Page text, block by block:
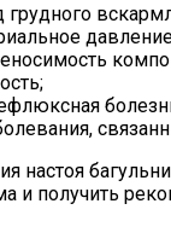
настоя
и получить